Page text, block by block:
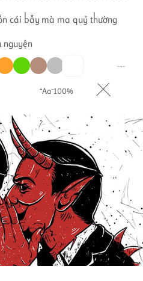
cái bẫy mà ma quỷ thường
nguyện
⁺Aa⁻100%